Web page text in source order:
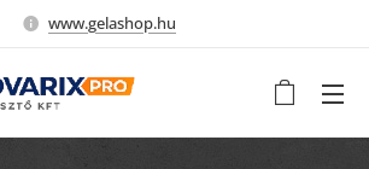
www.gelashop.hu